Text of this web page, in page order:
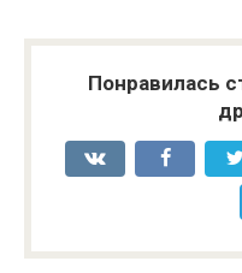
Понравилась